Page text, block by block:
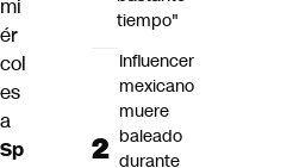
mi
ér
col
es
a
Sp
tiempo"
Influencer
mexicano
muere
baleado
durante